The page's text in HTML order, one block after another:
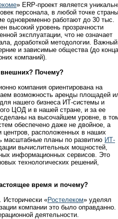
» ERP-проект является
персонала, в любой точке страны
одновременно работают до 30 тыс.
высокий уровень прозрачности
эксплуатации, что не означает
доработкой методологии. Важный
и зависимые общества (до конца
компаний).
внешних? Почему?
компания ориентирована на
возможность аренды площадей
нашего бизнеса ИТ-системы и
ЦОД и в нашей стране, и за ее
на высочайшем уровне, в
обеспечено даже не двойное, а
и центров, расположенных в наших
масштабные планы по развитию ИТ-
вычислительных мощностей,
информационных сервисов. Это
технологических решений,
время и почему?
Исторически «Ростелеком» уделял
компании это было оправданно.
деятельности.